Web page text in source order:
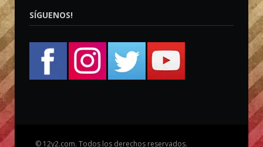
SÍGUENOS!
© 12y2.com. Todos los derechos reservados.